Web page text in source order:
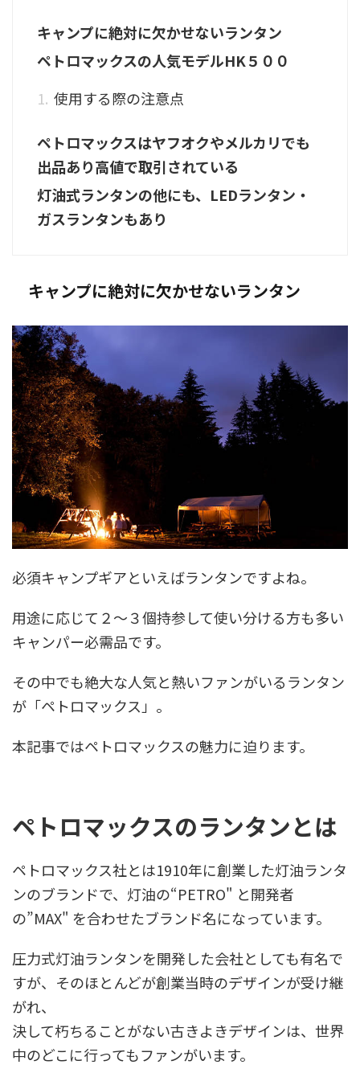
キャンプに絶対に欠かせないランタン
ペトロマックスの人気モデルHK５００
使用する際の注意点
ペトロマックスはヤフオクやメルカリでも
出品あり高値で取引されている
灯油式ランタンの他にも、LEDランタン・
ガスランタンもあり
キャンプに絶対に欠かせないランタン
必須キャンプギアといえばランタンですよね。
用途に応じて２〜３個持参して使い分ける方も多い
キャンパー必需品です。
その中でも絶大な人気と熱いファンがいるランタン
が「ペトロマックス」。
本記事ではペトロマックスの魅力に迫ります。
ペトロマックスのランタンとは
ペトロマックス社とは1910年に創業した灯油ランタ
ンのブランドで、灯油の“PETRO" と開発者
の”MAX" を合わせたブランド名になっています。
圧力式灯油ランタンを開発した会社としても有名で
すが、そのほとんどが創業当時のデザインが受け継
がれ、
決して朽ちることがない古きよきデザインは、世界
中のどこに行ってもファンがいます。